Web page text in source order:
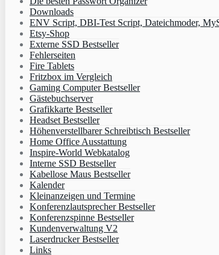
Downloads
ENV Script, DBI-Test Script, Dateichmoder,
Etsy-Shop
Externe SSD Bestseller
Fehlerseiten
Fire Tablets
Fritzbox im Vergleich
Gaming Computer Bestseller
Gästebuchserver
Grafikkarte Bestseller
Headset Bestseller
Höhenverstellbarer Schreibtisch Bestseller
Home Office Ausstattung
Inspire-World Webkatalog
Interne SSD Bestseller
Kabellose Maus Bestseller
Kalender
Kleinanzeigen und Termine
Konferenzlautsprecher Bestseller
Konferenzspinne Bestseller
Kundenverwaltung V2
Laserdrucker Bestseller
Links